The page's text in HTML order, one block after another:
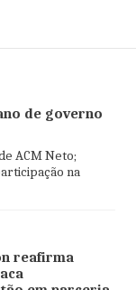
de governo
ACM Neto;
na
reafirma